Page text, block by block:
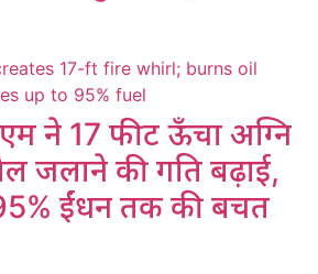
ने 17 फीट ऊँचा अग्नि
जलाने की गति बढ़ाई,
ईंधन तक की बचत